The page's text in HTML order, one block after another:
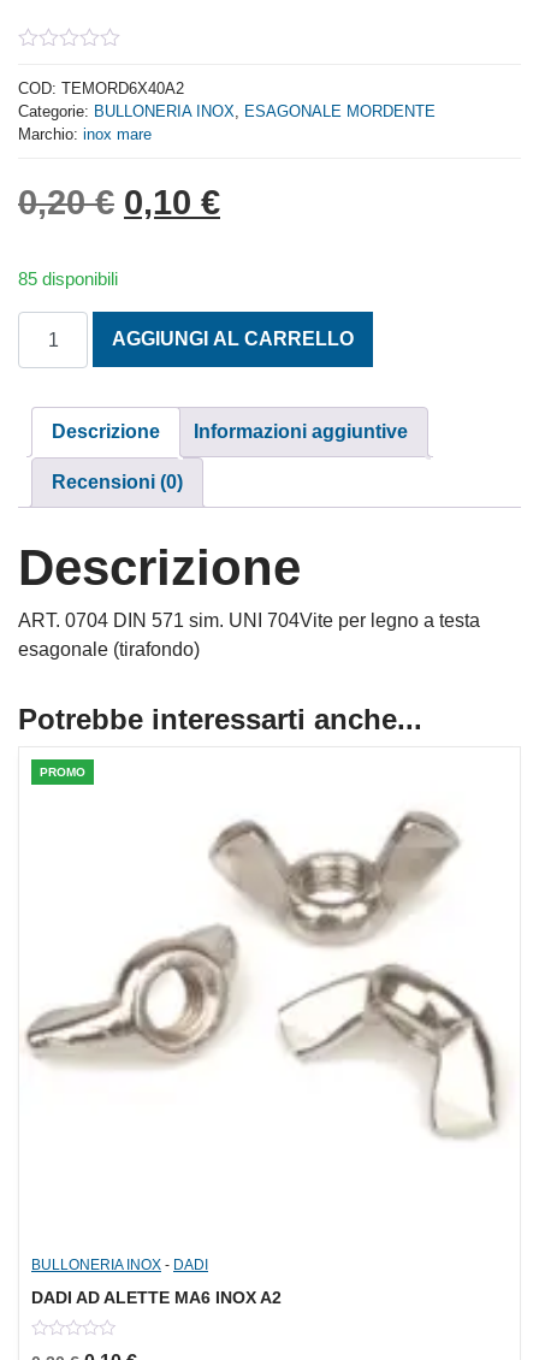
out
of
5
COD: TEMORD6X40A2
Categorie: BULLONERIA INOX, ESAGONALE MORDENTE
Marchio: inox mare
0,20€ Il prezzo originale era:
0,10 €Il prezzo attuale è:
85 disponibili
AGGIUNGI AL CARRELLO
Descrizione Informazioni aggiuntive
Recensioni (0)
Descrizione
ART. 0704 DIN 571 sim. UNI 704Vite per legno a testa
esagonale (tirafondo)
Potrebbe interessarti anche...
PROMO
BULLONERIA INOX - DADI
DADI AD ALETTE MA6 INOX A2